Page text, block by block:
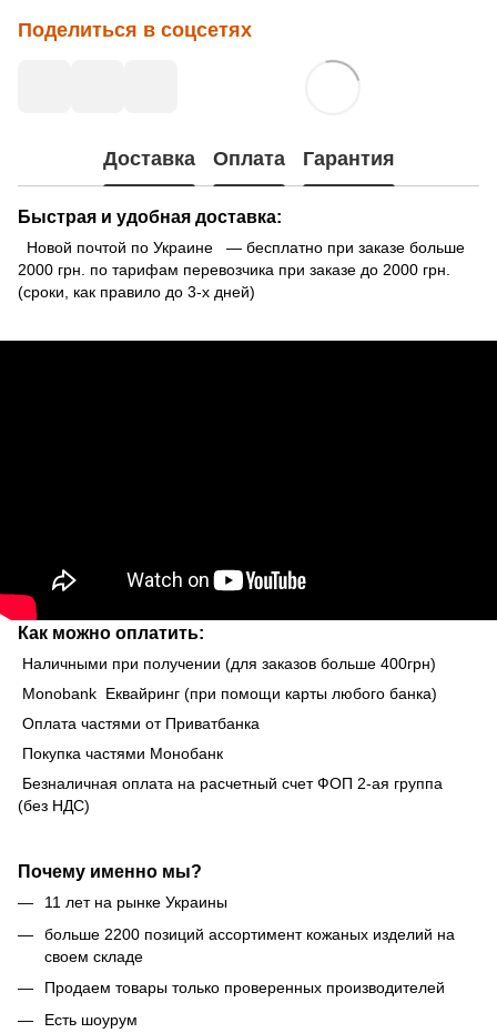
Поделиться в соцсетях
Доставка Оплата Гарантия
Быстрая и удобная доставка:
Новой почтой по Украине — бесплатно при заказе больше
2000 грн. по тарифам перевозчика при заказе до 2000 грн.
(сроки, как правило до 3-х дней)
Как можно оплатить:
Наличными при получении (для заказов больше 400грн)
Monobank Еквайринг (при помощи карты любого банка)
Оплата частями от Приватбанка
Покупка частями Монобанк
Безналичная оплата на расчетный счет ФОП 2-ая группа
(без НДС)
Почему именно мы?
11 лет на рынке Украины
больше 2200 позиций ассортимент кожаных изделий на
своем складе
Продаем товары только проверенных производителей
Есть шоурум